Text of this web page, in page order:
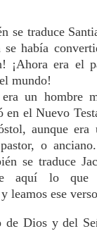
se traduce
se había
¡Ahora era el
mundo!
era un hombre
en el Nuevo
aunque era
o
se traduce
aquí lo que
leamos ese
de Dios y del